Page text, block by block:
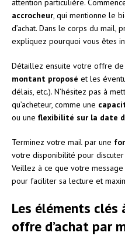
accrocheur , qui mentionne le
d’achat. Dans le corps du mail,
expliquez pourquoi vous êtes
Détaillez ensuite votre offre
montant proposé et les
délais, etc.). N’hésitez pas à
qu’acheteur, comme une
ou une flexibilité sur la date
Terminez votre mail par une
votre disponibilité pour
Veillez à ce que votre
pour faciliter sa lecture et
Les éléments
offre d’achat par